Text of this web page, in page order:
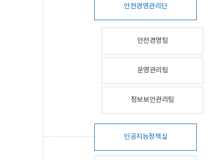
안전경영관리단
안전경영팀
운영관리팀
정보보안관리팀
인공지능정책실